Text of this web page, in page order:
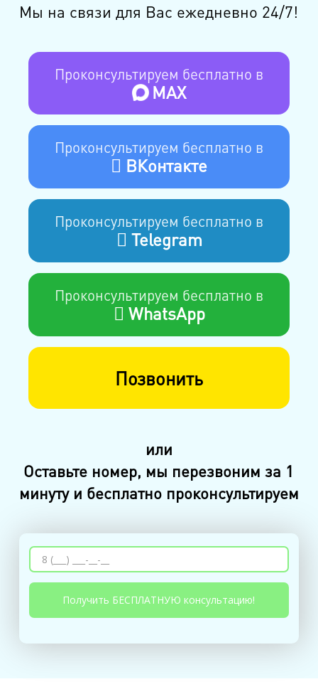
Мы на связи для Вас ежедневно 24/7!
Проконсультируем бесплатно в
MAX
Проконсультируем бесплатно в
ВКонтакте
Проконсультируем бесплатно в
Telegram
Проконсультируем бесплатно в
WhatsApp
Позвонить
или
Оставьте номер, мы перезвоним за 1
минуту и бесплатно проконсультируем